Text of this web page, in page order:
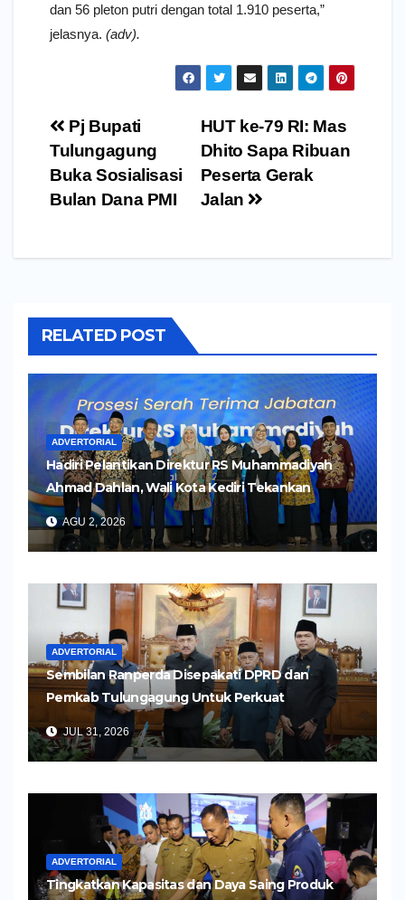
dan 56 pleton putri dengan total 1.910 peserta,”
jelasnya. (adv).
Navigasi
pos
HUT ke-79 RI: Mas
Dhito Sapa Ribuan
Peserta Gerak
Jalan
Pj Bupati
Tulungagung
Buka Sosialisasi
Bulan Dana PMI
RELATED POST
ADVERTORIAL
Hadiri Pelantikan Direktur RS Muhammadiyah
Ahmad Dahlan, Wali Kota Kediri Tekankan
Pelayanan Kesehatan yang Humanis
AGU 2, 2026
ADVERTORIAL
Sembilan Ranperda Disepakati DPRD dan
Pemkab Tulungagung Untuk Perkuat
Pembangunan Daerah
JUL 31, 2026
ADVERTORIAL
Tingkatkan Kapasitas dan Daya Saing Produk